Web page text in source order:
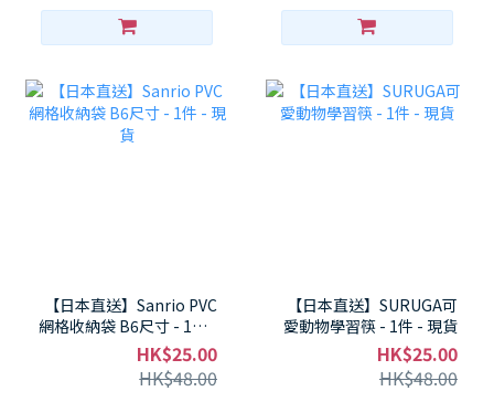
【日本直送】Sanrio PVC
網格收納袋 B6尺寸 - 1件 -
現貨
HK$25.00
HK$48.00
【日本直送】SURUGA可
愛動物學習筷 - 1件 - 現貨
HK$25.00
HK$48.00